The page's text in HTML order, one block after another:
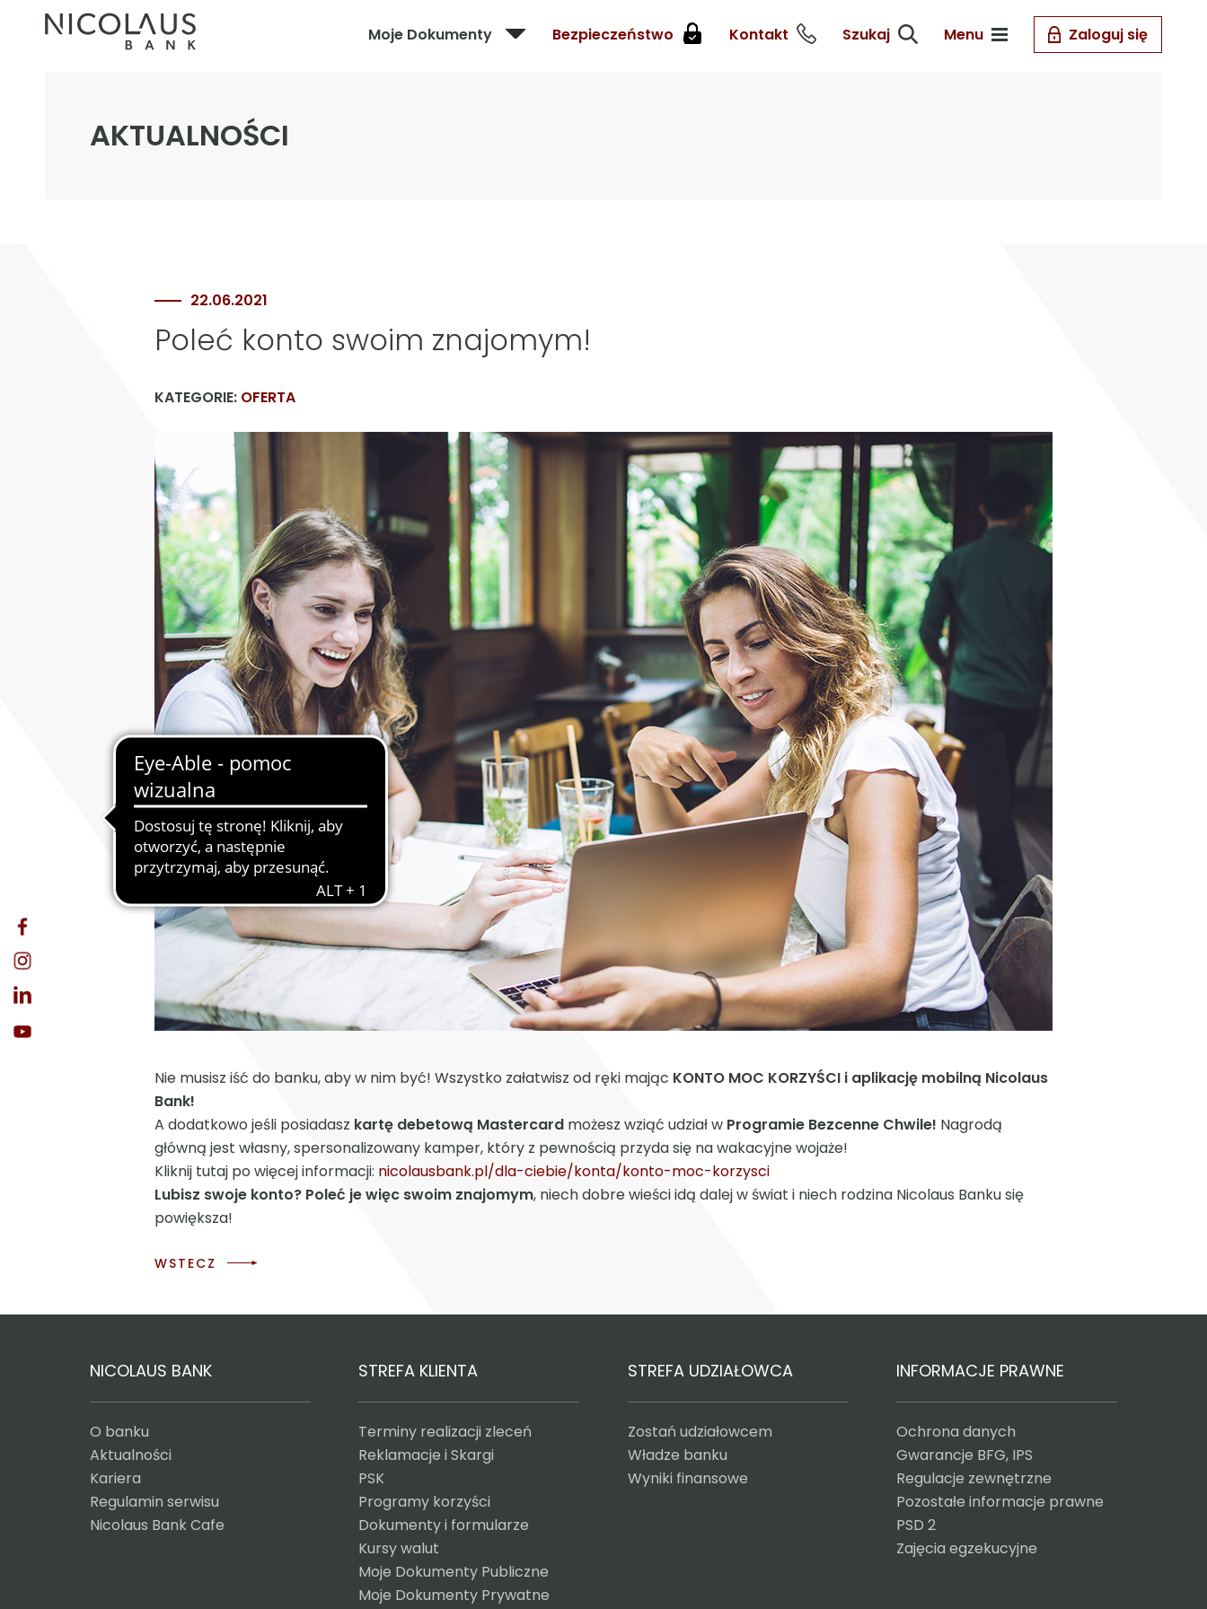
Moje Dokumenty Bezpieczeństwo Kontakt Szukaj Menu Zaloguj się
AKTUALNOŚCI
22.06.2021
Poleć konto swoim znajomym!
KATEGORIE: OFERTA
Nie musisz iść do banku, aby w nim być! Wszystko załatwisz od ręki mając KONTO MOC KORZYŚCI i aplikację mobilną Nicolaus
Bank!
A dodatkowo jeśli posiadasz kartę debetową Mastercard możesz wziąć udział w Programie Bezcenne Chwile! Nagrodą
główną jest własny, spersonalizowany kamper, który z pewnością przyda się na wakacyjne wojaże!
Kliknij tutaj po więcej informacji: nicolausbank.pl/dla-ciebie/konta/konto-moc-korzysci
Lubisz swoje konto? Poleć je więc swoim znajomym, niech dobre wieści idą dalej w świat i niech rodzina Nicolaus Banku się
powiększa!
WSTECZ
NICOLAUS BANK
O banku
Aktualności
Kariera
Regulamin serwisu
Nicolaus Bank Cafe
STREFA KLIENTA
Terminy realizacji zleceń
Reklamacje i Skargi
PSK
Programy korzyści
Dokumenty i formularze
Kursy walut
Moje Dokumenty Publiczne
Moje Dokumenty Prywatne
STREFA UDZIAŁOWCA
Zostań udziałowcem
Władze banku
Wyniki finansowe
INFORMACJE PRAWNE
Ochrona danych
Gwarancje BFG, IPS
Regulacje zewnętrzne
Pozostałe informacje prawne
PSD 2
Zajęcia egzekucyjne